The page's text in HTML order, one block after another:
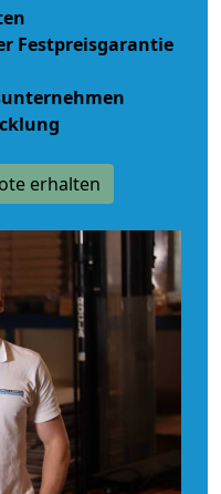
Festpreisgarantie
erhalten